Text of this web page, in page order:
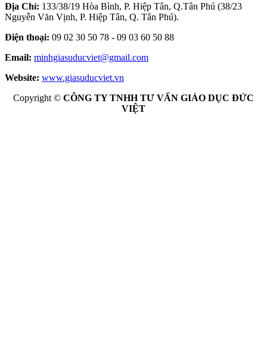
Địa Chỉ: 133/38/19 Hòa Bình, P. Hiệp Tân, Q.Tân Phú (38/23
Nguyễn Văn Vịnh, P. Hiệp Tân, Q. Tân Phú).
Điện thoại: 09 02 30 50 78 - 09 03 60 50 88
Email: minhgiasuducviet@gmail.com
Website: www.giasuducviet.vn
Copyright © CÔNG TY TNHH TƯ VẤN GIÁO DỤC ĐỨC
VIỆT